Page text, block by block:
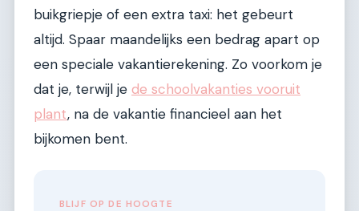
buikgriepje of een extra taxi: het gebeurt
altijd. Spaar maandelijks een bedrag apart op
een speciale vakantierekening. Zo voorkom je
dat je, terwijl je de schoolvakanties vooruit
plant, na de vakantie financieel aan het
bijkomen bent.
BLIJF OP DE HOOGTE